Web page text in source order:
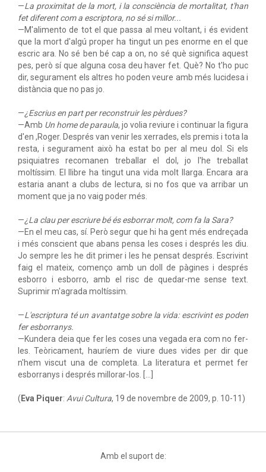
—La proximitat de la mort, i la consciència de mortalitat, t'han
fet diferent com a escriptora, no sé si millor...
—M'alimento de tot el que passa al meu voltant, i és evident
que la mort d'algú proper ha tingut un pes enorme en el que
escric ara. No sé ben bé cap a on, no sé què significa aquest
pes, però sí que alguna cosa deu haver fet. Què? No t'ho puc
dir, segurament els altres ho poden veure amb més lucidesa i
distància que no pas jo.
—¿Escrius en part per reconstruir les pèrdues?
—Amb Un home de paraula, jo volia reviure i continuar la figura
d'en ,Roger. Després van venir les xerrades, els premis i tota la
resta, i segurament això ha estat bo per al meu dol. Si els
psiquiatres recomanen treballar el dol, jo l'he treballat
moltíssim. El llibre ha tingut una vida molt llarga. Encara ara
estaria anant a clubs de lectura, si no fos que va arribar un
moment que ja no vaig poder més.
—¿La clau per escriure bé és esborrar molt, com fa la Sara?
—En el meu cas, sí. Però segur que hi ha gent més endreçada
i més conscient que abans pensa les coses i després les diu.
Jo sempre les he dit primer i les he pensat després. Escrivint
faig el mateix, començo amb un doll de pàgines i després
esborro i esborro, amb el risc de quedar-me sense text.
Suprimir m'agrada moltíssim.
—L'escriptura té un avantatge sobre la vida: escrivint es poden
fer esborranys.
—Kundera deia que fer les coses una vegada era com no fer-
les. Teòricament, hauríem de viure dues vides per dir que
n'hem viscut una de completa. La literatura et permet fer
esborranys i després millorar-los. […]
( Eva Piquer: Avui Cultura, 19 de novembre de 2009, p. 10-11)
Amb el suport de: